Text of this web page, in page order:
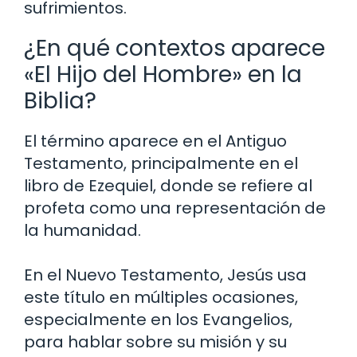
sufrimientos.
¿En qué contextos aparece
«El Hijo del Hombre» en la
Biblia?
El término aparece en el Antiguo
Testamento, principalmente en el
libro de Ezequiel, donde se refiere al
profeta como una representación de
la humanidad.
En el Nuevo Testamento, Jesús usa
este título en múltiples ocasiones,
especialmente en los Evangelios,
para hablar sobre su misión y su